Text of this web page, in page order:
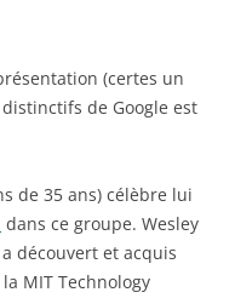
(certes un
de Google est
de 35 ans) célèbre lui
dans ce groupe. Wesley
découvert et acquis
MIT Technology